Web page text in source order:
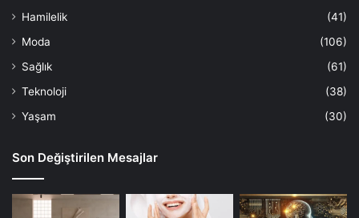
Hamilelik
(41)
Moda
(106)
Sağlık
(61)
Teknoloji
(38)
Yaşam
(30)
Son Değiştirilen Mesajlar